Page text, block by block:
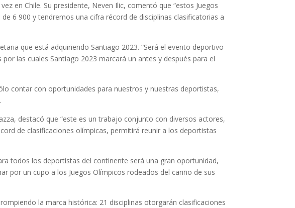
en Chile. Su presidente, Neven Ilic, comentó que “estos Juegos
6 900 y tendremos una cifra récord de disciplinas clasificatorias a
que está adquiriendo Santiago 2023. “Será el evento deportivo
las cuales Santiago 2023 marcará un antes y después para el
contar con oportunidades para nuestros y nuestras deportistas,
destacó que “este es un trabajo conjunto con diversos actores,
de clasificaciones olímpicas, permitirá reunir a los deportistas
todos los deportistas del continente será una gran oportunidad,
por un cupo a los Juegos Olímpicos rodeados del cariño de sus
la marca histórica: 21 disciplinas otorgarán clasificaciones